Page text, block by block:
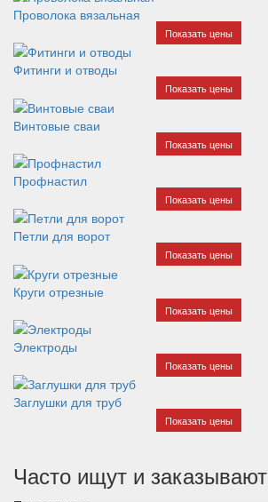
Проволока вязальная
Показать цены
Фитинги и отводы
Показать цены
Винтовые сваи
Показать цены
Профнастил
Показать цены
Петли для ворот
Показать цены
Круги отрезные
Показать цены
Электроды
Показать цены
Заглушки для труб
Показать цены
Часто ищут и заказывают